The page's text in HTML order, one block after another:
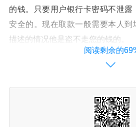
的钱。只要用户银行卡密码不泄露
安全的。现在取款一般需要本人到
描述的情况他是盗不走您的钱的。
5、希望他们从收到录取通知书开
梦想，但是我们并不是都有实力，
去看到清华大学的录取通知书，以
好。
阅读剩余的